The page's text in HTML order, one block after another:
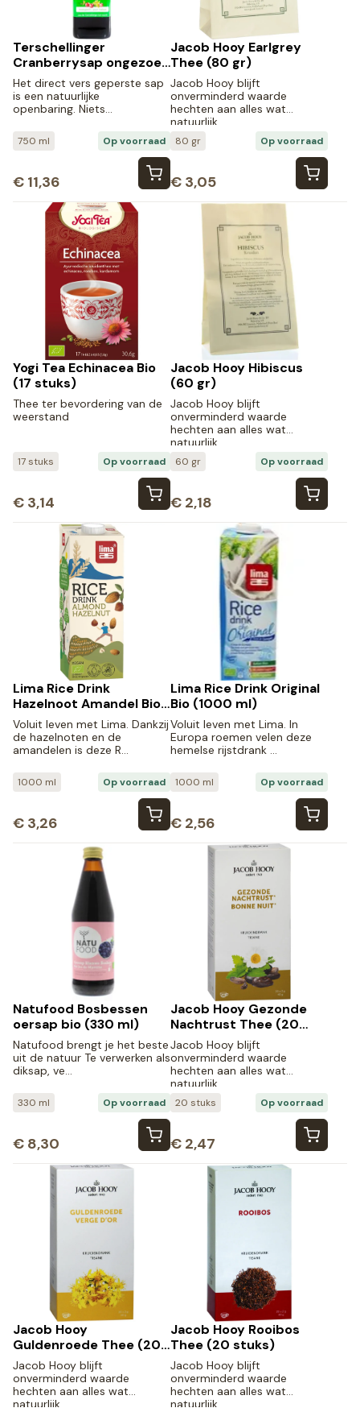
Terschellinger
Cranberrysap ongezoet
bio (750 ml)
Het direct vers geperste sap
is een natuurlijke
openbaring. Niets…
750 ml Op voorraad
€ 11,36
Jacob Hooy Earlgrey
Thee (80 gr)
Jacob Hooy blijft
onverminderd waarde
hechten aan alles wat
natuurlijk…
80 gr Op voorraad
€ 3,05
Yogi Tea Echinacea Bio
(17 stuks)
Thee ter bevordering van de
weerstand
17 stuks Op voorraad
€ 3,14
Jacob Hooy Hibiscus
(60 gr)
Jacob Hooy blijft
onverminderd waarde
hechten aan alles wat
natuurlijk…
60 gr Op voorraad
€ 2,18
Lima Rice Drink
Hazelnoot Amandel Bio
(1000 ml)
Voluit leven met Lima. Dankzij
de hazelnoten en de
amandelen is deze R…
1000 ml Op voorraad
€ 3,26
Lima Rice Drink Original
Bio (1000 ml)
Voluit leven met Lima. In
Europa roemen velen deze
hemelse rijstdrank …
1000 ml Op voorraad
€ 2,56
Natufood Bosbessen
oersap bio (330 ml)
Natufood brengt je het beste
uit de natuur Te verwerken als
diksap, ve…
330 ml Op voorraad
€ 8,30
Jacob Hooy Gezonde
Nachtrust Thee (20
stuks)
Jacob Hooy blijft
onverminderd waarde
hechten aan alles wat
natuurlijk…
20 stuks Op voorraad
€ 2,47
Jacob Hooy
Guldenroede Thee (20
stuks)
Jacob Hooy blijft
onverminderd waarde
hechten aan alles wat
natuurlijk…
Jacob Hooy Rooibos
Thee (20 stuks)
Jacob Hooy blijft
onverminderd waarde
hechten aan alles wat
natuurlijk…